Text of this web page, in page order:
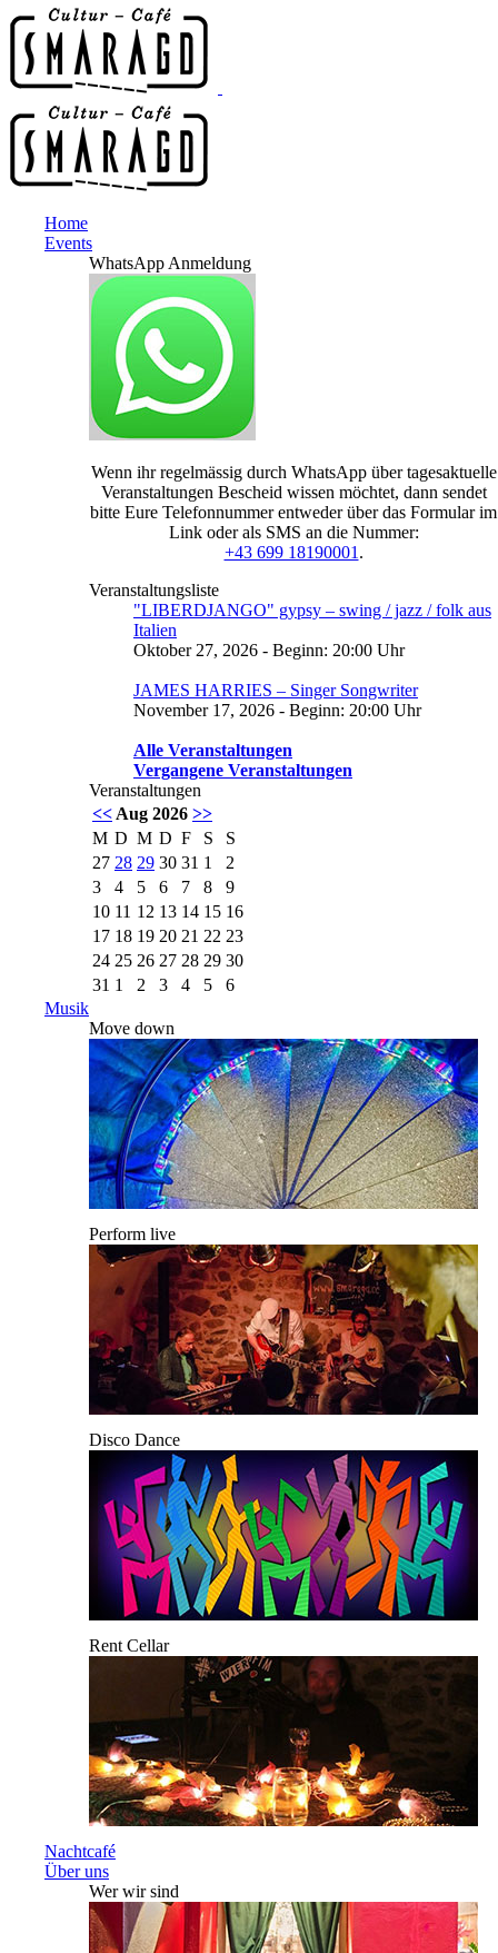
Home
Events
WhatsApp Anmeldung
Wenn ihr regelmässig durch WhatsApp über tagesaktuelle
Veranstaltungen Bescheid wissen möchtet, dann sendet
bitte Eure Telefonnummer entweder über das Formular im
Link oder als SMS an die Nummer:
+43 699 18190001 .
Veranstaltungsliste
"LIBERDJANGO" gypsy – swing / jazz / folk aus
Italien
Oktober 27, 2026 - Beginn: 20:00 Uhr
JAMES HARRIES – Singer Songwriter
November 17, 2026 - Beginn: 20:00 Uhr
Alle Veranstaltungen
Vergangene Veranstaltungen
Veranstaltungen
<< Aug 2026 >>
M D M D F S
S
27 28 29 30 31 1
2
3
4 5 6 7 8
9
10 11 12 13 14 15 16
17 18 19 20 21 22 23
24 25 26 27 28 29 30
31 1 2 3 4 5
6
Musik
Move down
Perform live
Disco Dance
Rent Cellar
Nachtcafé
Über uns
Wer wir sind